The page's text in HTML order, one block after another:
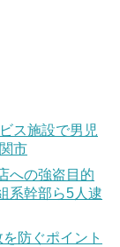
ス施設で男児
市
への強盗目的
系幹部ら5人逮
防ぐポイント